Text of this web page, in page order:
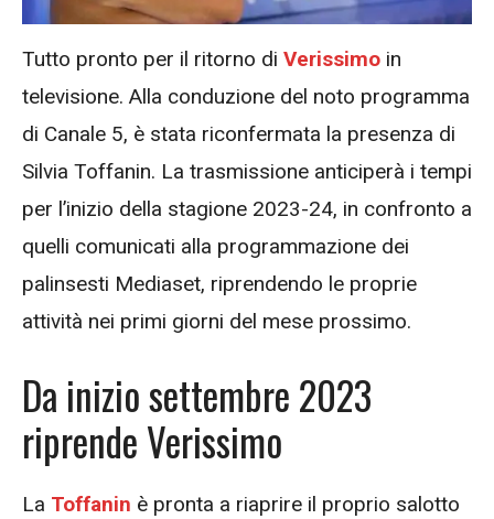
Tutto pronto per il ritorno di Verissimo in
televisione. Alla conduzione del noto programma
di Canale 5, è stata riconfermata la presenza di
Silvia Toffanin. La trasmissione anticiperà i tempi
per l’inizio della stagione 2023-24, in confronto a
quelli comunicati alla programmazione dei
palinsesti Mediaset, riprendendo le proprie
attività nei primi giorni del mese prossimo.
Da inizio settembre 2023
riprende Verissimo
La Toffanin è pronta a riaprire il proprio salotto